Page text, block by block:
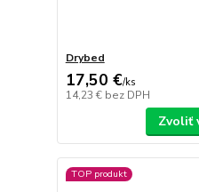
Drybed
17,50 €/ks
14,23 € bez DPH
Zvoliť
TOP produkt